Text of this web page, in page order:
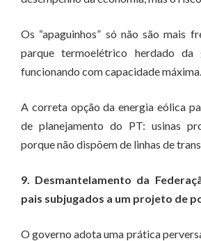
Os “apaguinhos” só não são mais
parque termoelétrico herdado da
funcionando com capacidade máxima.
A correta opção da energia eólica
de planejamento do PT: usinas
porque não dispõem de linhas de
9. Desmantelamento da
pais subjugados a um projeto de
O governo adota uma prática